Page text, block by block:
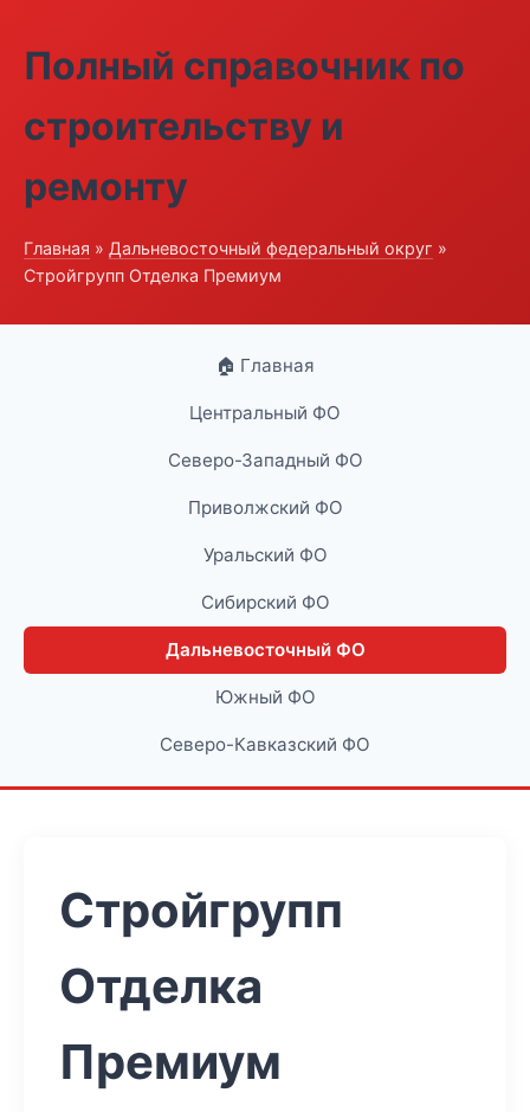
Полный справочник по
строительству и
ремонту
Главная » Дальневосточный федеральный округ »
Стройгрупп Отделка Премиум
🏠 Главная
Центральный ФО
Северо-Западный ФО
Приволжский ФО
Уральский ФО
Сибирский ФО
Дальневосточный ФО
Южный ФО
Северо-Кавказский ФО
Стройгрупп
Отделка
Премиум